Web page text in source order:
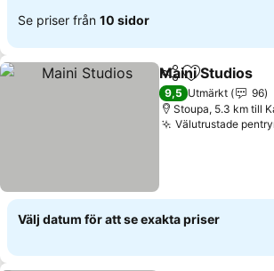
Se priser från 10 sidor
Dela Lägg till i
Maini Studios
9,5 Utmärkt
96
Stoupa, 5.3 km till
Välutrustade
Välj datum för att se exakta priser